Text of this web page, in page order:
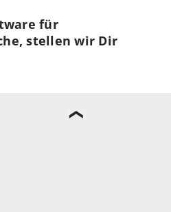
für
stellen wir Dir